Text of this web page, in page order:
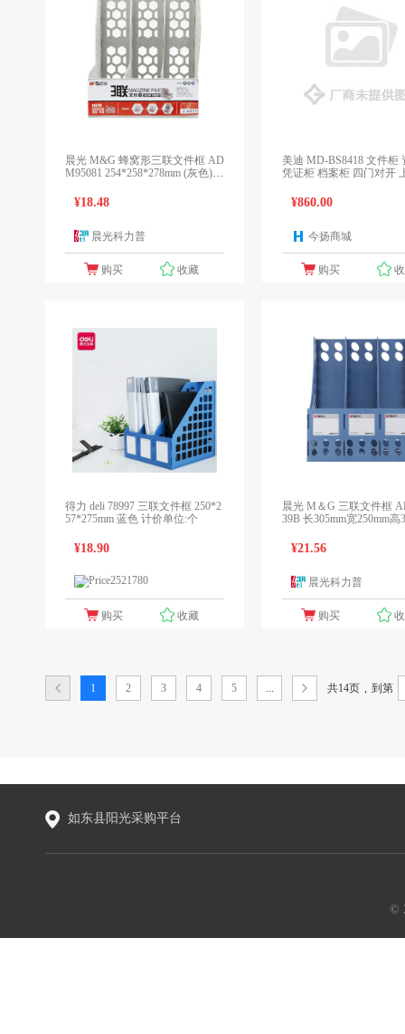
晨光 M&G 蜂窝形三联文件框 AD
M95081 254*258*278mm (灰色) T
¥18.48
晨光科力普
购买 收藏
美迪 MD-BS8418 文件柜
凭证柜 档案柜 四门对开
¥860.00
今扬商城
购买
得力 deli 78997 三联文件框 250*2
57*275mm 蓝色 计价单位:个
¥18.90
购买 收藏
晨光 M＆G 三联文件框
39B 长305mm宽250mm高
¥21.56
晨光科力普
购买
1 2 3 4 5 ... 共14页 到第
如东县阳光采购平台
©